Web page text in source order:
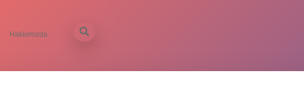
Hakkımızda